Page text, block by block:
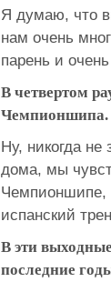
Я думаю, что
нам очень
парень и
В четвертом
Чемпионшипа.
Ну, никогда
дома, мы
Чемпионшипе,
испанский
В эти
последние